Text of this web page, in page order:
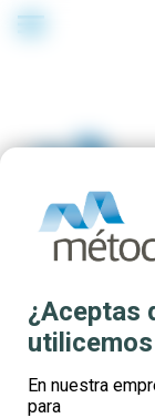
menu
¿Aceptas
En nuestra
para